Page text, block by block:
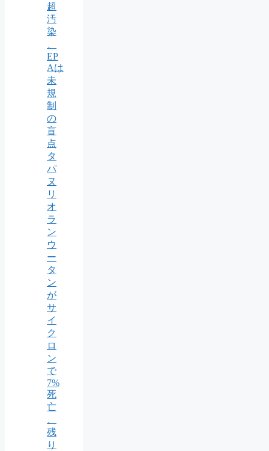
超
汚
染
EP
Aは
未
規
制
の
盲
点
タ
パ
ヌ
リ
オ
ラ
ン
ウ
ー
タ
ン
が
サ
イ
ク
ロ
ン
で
7%
死
亡
残
り